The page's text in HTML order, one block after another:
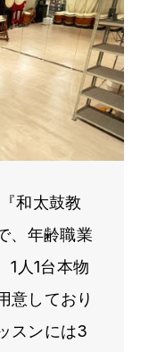
和太鼓教
、年齢職業
1人1台本物
意しており
スンには3